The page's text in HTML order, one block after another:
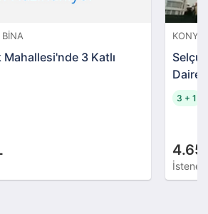
3 Katlı
KONYA
Daire
3 + 1